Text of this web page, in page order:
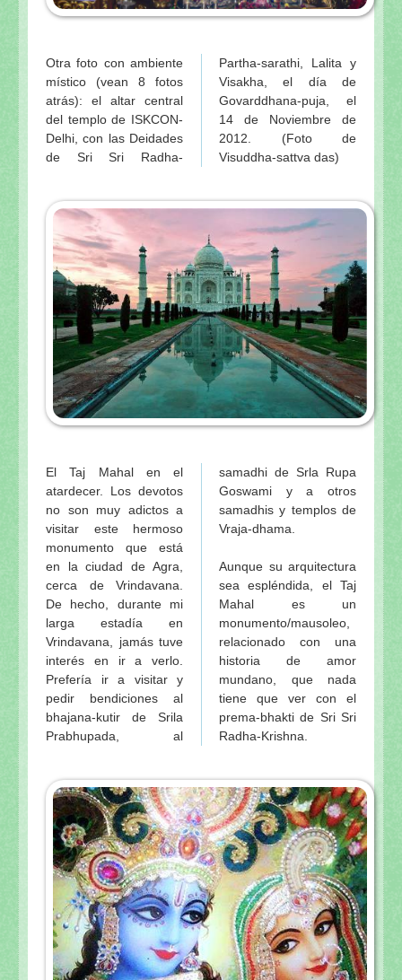
Otra foto con ambiente
místico (vean 8 fotos
atrás): el altar central
del templo de ISKCON-
Delhi, con las Deidades
de Sri Sri Radha-
Partha-sarathi, Lalita y
Visakha, el día de
Govarddhana-puja, el
14 de Noviembre de
2012. (Foto de
Visuddha-sattva das)
El Taj Mahal en el
atardecer. Los devotos
no son muy adictos a
visitar este hermoso
monumento que está
en la ciudad de Agra,
cerca de Vrindavana.
De hecho, durante mi
larga estadía en
Vrindavana, jamás tuve
interés en ir a verlo.
Prefería ir a visitar y
pedir bendiciones al
bhajana-kutir de Srila
Prabhupada, al
samadhi de Srla Rupa
Goswami y a otros
samadhis y templos de
Vraja-dhama.
Aunque su arquitectura
sea espléndida, el Taj
Mahal es un
monumento/mausoleo,
relacionado con una
historia de amor
mundano, que nada
tiene que ver con el
prema-bhakti de Sri Sri
Radha-Krishna.